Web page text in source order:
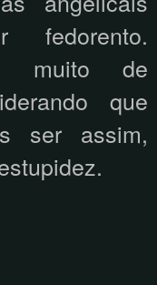
muito de
que
ser assim,